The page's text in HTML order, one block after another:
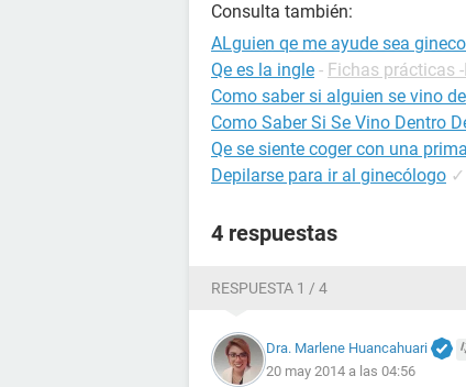
Consulta también:
ALguien qe me ayude sea
Qe es la ingle - Fichas prácticas
Como saber si alguien se vino
Como Saber Si Se Vino Dentro
Qe se siente coger con una prima
Depilarse para ir al ginecólogo ✓
4 respuestas
RESPUESTA 1 / 4
Dra. Marlene Huancahuari
20 may 2014 a las 04:56